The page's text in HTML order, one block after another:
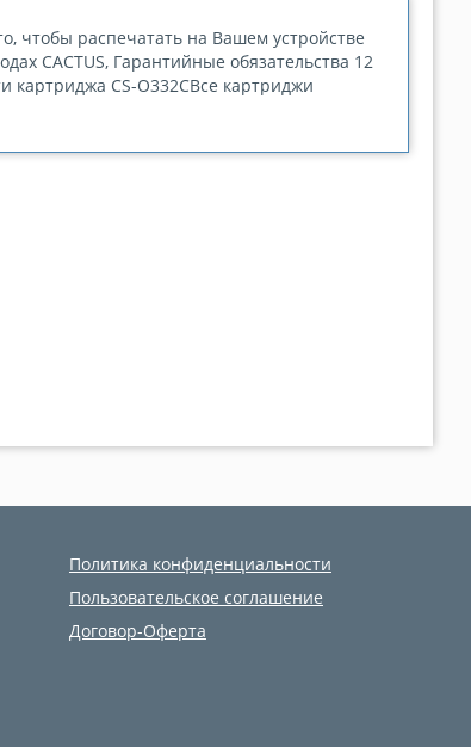
чтобы распечатать на Вашем устройстве
CACTUS, Гарантийные обязательства 12
CS-O332CВсе картриджи
Политика конфиденциальности
Пользовательское соглашение
Договор-Оферта